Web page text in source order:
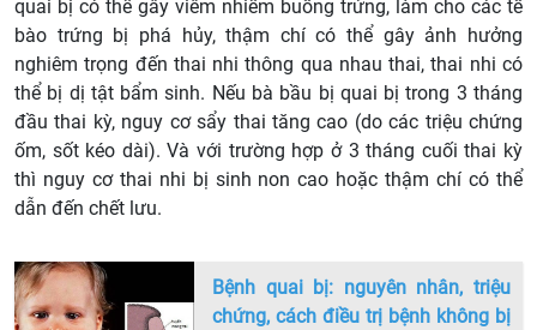
quai bị có thể gây viêm nhiễm buồng trứng, làm cho các tế
bào trứng bị phá hủy, thậm chí có thể gây ảnh hưởng
nghiêm trọng đến thai nhi thông qua nhau thai, thai nhi có
thể bị dị tật bẩm sinh. Nếu bà bầu bị quai bị trong 3 tháng
đầu thai kỳ, nguy cơ sẩy thai tăng cao (do các triệu chứng
ốm, sốt kéo dài). Và với trường hợp ở 3 tháng cuối thai kỳ
thì nguy cơ thai nhi bị sinh non cao hoặc thậm chí có thể
dẫn đến chết lưu.
Bệnh quai bị: nguyên nhân, triệu
chứng, cách điều trị bệnh không bị